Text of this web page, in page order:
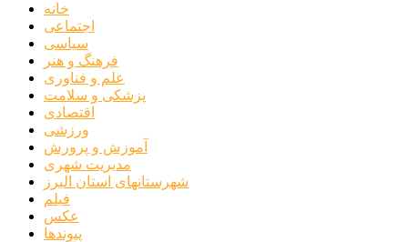
خانه
اجتماعی
سیاسی
فرهنگ و هنر
علم و فناوری
پزشکی و سلامت
اقتصادی
ورزشی
آموزش و پرورش
مدیریت شهری
شهرستانهای استان البرز
فیلم
عکس
پیوندها